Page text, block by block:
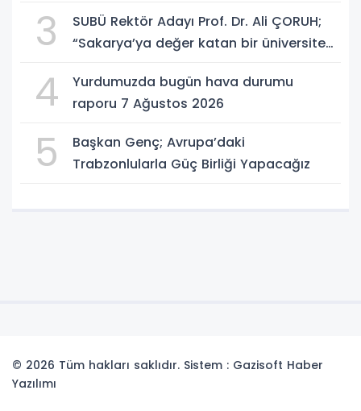
3
SUBÜ Rektör Adayı Prof. Dr. Ali ÇORUH;
“Sakarya’ya değer katan bir üniversite
4
Yurdumuzda bugün hava durumu
raporu 7 Ağustos 2026
5
Başkan Genç; Avrupa’daki
Trabzonlularla Güç Birliği Yapacağız
© 2026 Tüm hakları saklıdır. Sistem : Gazisoft Haber
Yazılımı